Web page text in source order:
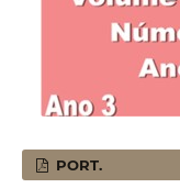
PORT.